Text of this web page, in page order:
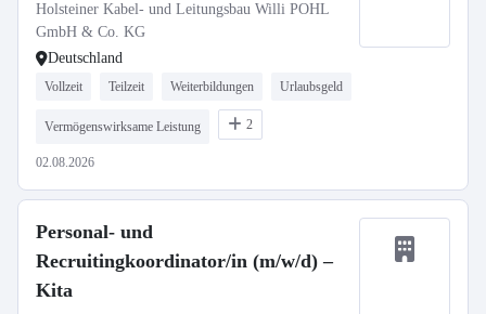
Holsteiner Kabel- und Leitungsbau Willi POHL
GmbH & Co. KG
Deutschland
Vollzeit Teilzeit Weiterbildungen Urlaubsgeld
Vermögenswirksame Leistung 2
02.08.2026
Personal- und
Recruitingkoordinator/in (m/w/d) –
Kita